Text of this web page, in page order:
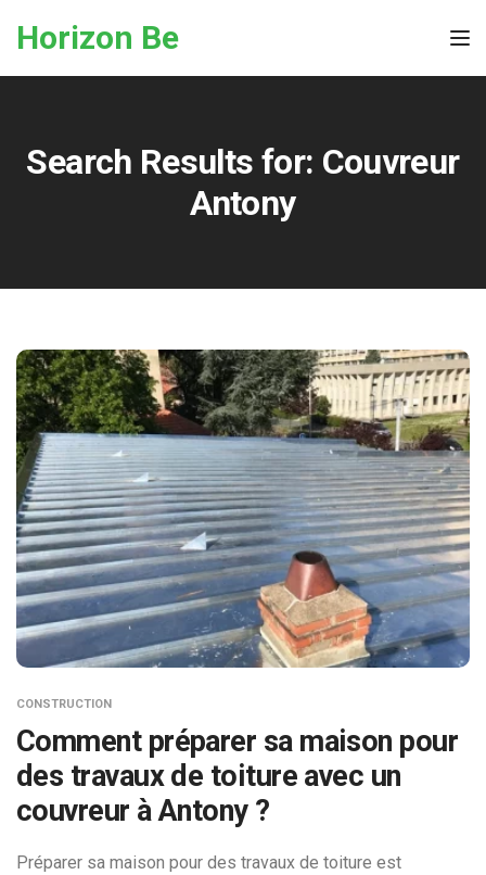
Horizon Be
Search Results for: Couvreur
Antony
CONSTRUCTION
Comment préparer sa maison pour
des travaux de toiture avec un
couvreur à Antony ?
Préparer sa maison pour des travaux de toiture est